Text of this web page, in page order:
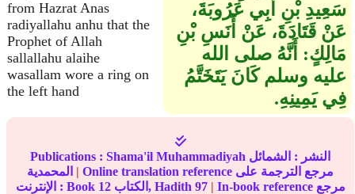
from Hazrat Anas
radiyallahu anhu that the
Prophet of Allah
sallallahu alaihe
wasallam wore a ring on
the left hand
سَعِيدِ بْنِ أَبِي عَرُوبَةَ،
عَنْ قَتَادَةَ، عَنْ أَنَسِ بْنِ
مَالِكٍ‏:‏ أَنَّهُ صلى الله
عليه وسلم كَانَ يَتَخَتَّمُ
فِي يَمِينِهِ‏.‏
Publications : Shama'il Muhammadiyah النشر : الشمائل
المحمدية | Online translation reference مرجع الترجمة على
الإنترنت : Book 12 الكتاب, Hadith 97 | In-book reference مرجع